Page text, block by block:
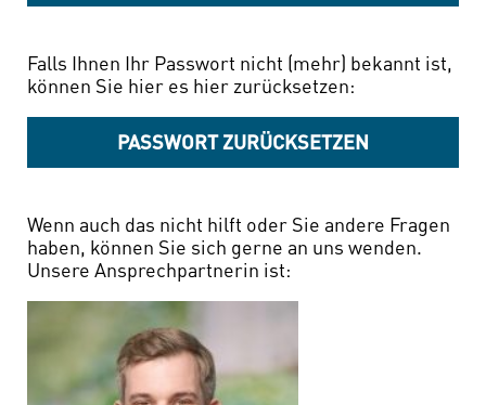
Falls Ihnen Ihr Passwort nicht (mehr) bekannt ist,
können Sie hier es hier zurücksetzen:
PASSWORT ZURÜCKSETZEN
Wenn auch das nicht hilft oder Sie andere Fragen
haben, können Sie sich gerne an uns wenden.
Unsere Ansprechpartnerin ist: